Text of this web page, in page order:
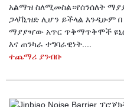
አልማዝ ስለሚመስል።የሰንሰለት
ጋላቫኒዝድ ሊሆን ይችላል እንዲሁም በ
ማያያዣው አጥር ጥቅማጥቅሞች
እና ጠንካራ ተግባራዊነት....
ተጨማሪ ያንብቡ